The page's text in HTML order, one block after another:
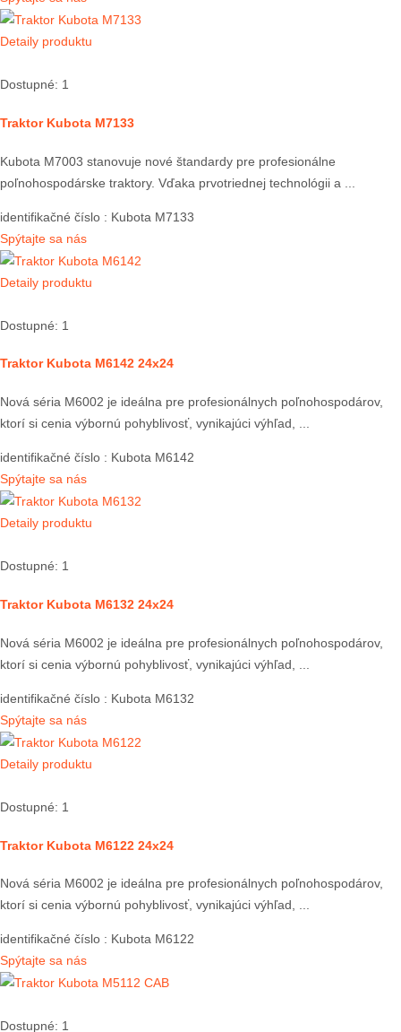
Detaily produktu
Dostupné: 1
Traktor Kubota M7133
Kubota M7003 stanovuje nové štandardy pre profesionálne
poľnohospodárske traktory. Vďaka prvotriednej technológii a ...
identifikačné číslo : Kubota M7133
Spýtajte sa nás
Detaily produktu
Dostupné: 1
Traktor Kubota M6142 24x24
Nová séria M6002 je ideálna pre profesionálnych poľnohospodárov,
ktorí si cenia výbornú pohyblivosť, vynikajúci výhľad, ...
identifikačné číslo : Kubota M6142
Spýtajte sa nás
Detaily produktu
Dostupné: 1
Traktor Kubota M6132 24x24
Nová séria M6002 je ideálna pre profesionálnych poľnohospodárov,
ktorí si cenia výbornú pohyblivosť, vynikajúci výhľad, ...
identifikačné číslo : Kubota M6132
Spýtajte sa nás
Detaily produktu
Dostupné: 1
Traktor Kubota M6122 24x24
Nová séria M6002 je ideálna pre profesionálnych poľnohospodárov,
ktorí si cenia výbornú pohyblivosť, vynikajúci výhľad, ...
identifikačné číslo : Kubota M6122
Spýtajte sa nás
Dostupné: 1